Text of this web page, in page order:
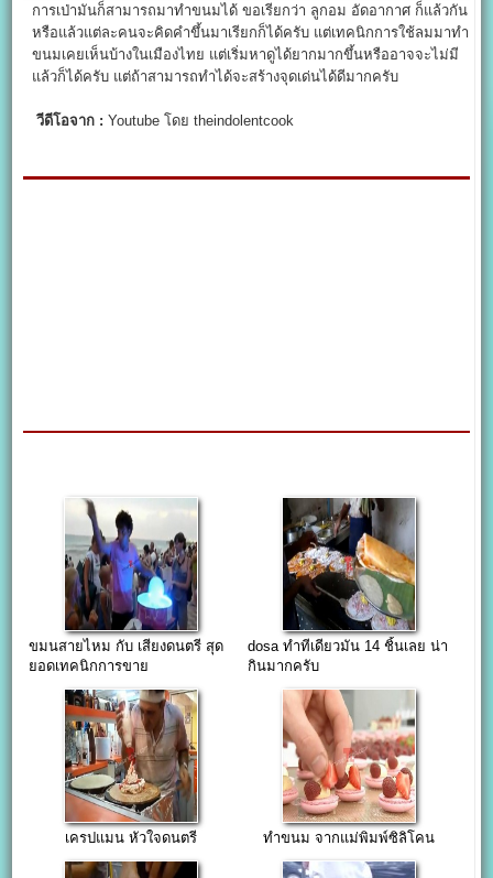
การเป่ามันก็สามารถมาทำขนมได้ ขอเรียกว่า ลูกอม อัดอากาศ ก็แล้วกัน
หรือแล้วแต่ละคนจะคิดคำขึ้นมาเรียกก็ได้ครับ แต่เทคนิกการใช้ลมมาทำ
ขนมเคยเห็นบ้างในเมืองไทย แต่เริ่มหาดูได้ยากมากขึ้นหรืออาจจะไม่มี
แล้วก็ได้ครับ แต่ถ้าสามารถทำได้จะสร้างจุดเด่นได้ดีมากครับ
วีดีโอจาก : Youtube โดย theindolentcook
ขมนสายไหม กับ เสียงดนตรี สุด
ยอดเทคนิกการขาย
dosa ทำทีเดียวมัน 14 ชิ้นเลย น่า
กินมากครับ
เครปแมน หัวใจดนตรี ทำขนม จากแม่พิมพ์ซิลิโคน